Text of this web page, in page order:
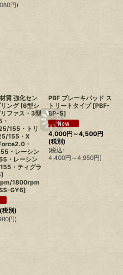
円)
質 強化セン
ング [6型シ
ファス・3型
155・トリ
155・X
・
・レーシン
・レーシン
・ティグラ
1800rpm
GY6]
(税別)
円)
PBF ブレーキパッド ス
トリートタイプ [PBF-
BP-S]
4,000円 ～4,500円
(税別)
(税込 :
4,400円 ～4,950円)